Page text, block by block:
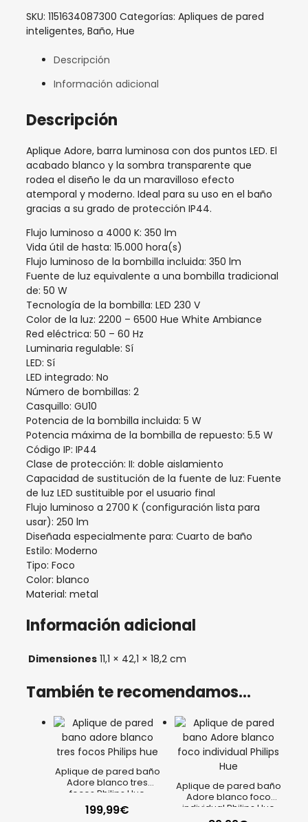
SKU: 1151634087300 Categorías: Apliques de pared
inteligentes, Baño, Hue
Descripción
Información adicional
Descripción
Aplique Adore, barra luminosa con dos puntos LED. El
acabado blanco y la sombra transparente que
rodea el diseño le da un maravilloso efecto
atemporal y moderno. Ideal para su uso en el baño
gracias a su grado de protección IP44.
Flujo luminoso a 4000 K: 350 lm
Vida útil de hasta: 15.000 hora(s)
Flujo luminoso de la bombilla incluida: 350 lm
Fuente de luz equivalente a una bombilla tradicional
de: 50 W
Tecnología de la bombilla: LED 230 V
Color de la luz: 2200 – 6500 Hue White Ambiance
Red eléctrica: 50 – 60 Hz
Luminaria regulable: Sí
LED: Sí
LED integrado: No
Número de bombillas: 2
Casquillo: GU10
Potencia de la bombilla incluida: 5 W
Potencia máxima de la bombilla de repuesto: 5.5 W
Código IP: IP44
Clase de protección: II: doble aislamiento
Capacidad de sustitución de la fuente de luz: Fuente
de luz LED sustituible por el usuario final
Flujo luminoso a 2700 K (configuración lista para
usar): 250 lm
Diseñada especialmente para: Cuarto de baño
Estilo: Moderno
Tipo: Foco
Color: blanco
Material: metal
Información adicional
Dimensiones 11,1 × 42,1 × 18,2 cm
También te recomendamos…
Aplique de pared baño
Adore blanco tres
focos Philips Hue
199,99€
Aplique de pared baño
Adore blanco foco
individual Philips Hue